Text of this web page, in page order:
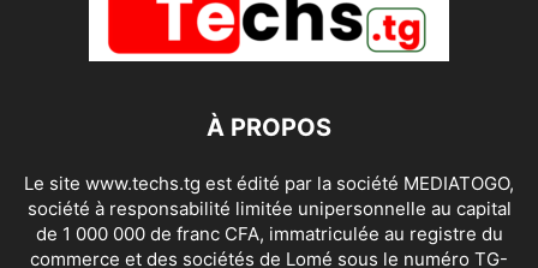
À PROPOS
Le site www.techs.tg est édité par la société MEDIATOGO,
société à responsabilité limitée unipersonnelle au capital
de 1 000 000 de franc CFA, immatriculée au registre du
commerce et des sociétés de Lomé sous le numéro TG-